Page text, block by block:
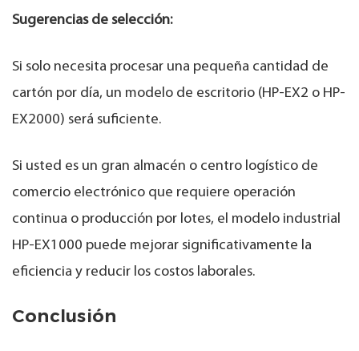
Sugerencias de selección:
Si solo necesita procesar una pequeña cantidad de
cartón por día, un modelo de escritorio (HP-EX2 o HP-
EX2000) será suficiente.
Si usted es un gran almacén o centro logístico de
comercio electrónico que requiere operación
continua o producción por lotes, el modelo industrial
HP-EX1000 puede mejorar significativamente la
eficiencia y reducir los costos laborales.
Conclusión